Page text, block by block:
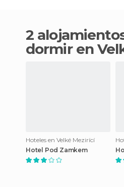
2 alojamientos donde
dormir en
Hoteles en Velké Mezirící
Hotel Pod Zamkem